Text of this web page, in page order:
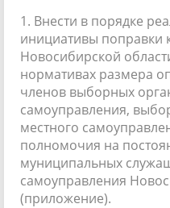
1. Внести в порядке
инициативы поправки
Новосибирской
нормативах размера
членов выборных
самоуправления,
местного
полномочия на
муниципальных
самоуправления
(приложение).